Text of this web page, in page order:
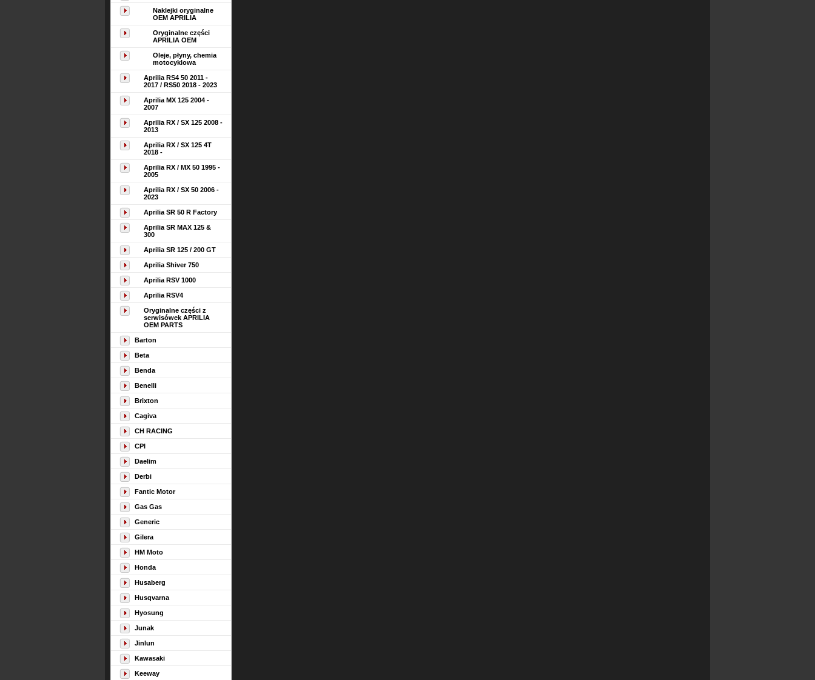
Naklejki oryginalne
OEM APRILIA
Oryginalne części
APRILIA OEM
Oleje, płyny, chemia
motocyklowa
Aprilia RS4 50 2011 -
2017 / RS50 2018 - 2023
Aprilia MX 125 2004 -
2007
Aprilia RX / SX 125 2008 -
2013
Aprilia RX / SX 125 4T
2018 -
Aprilia RX / MX 50 1995 -
2005
Aprilia RX / SX 50 2006 -
2023
Aprilia SR 50 R Factory
Aprilia SR MAX 125 &
300
Aprilia SR 125 / 200 GT
Aprilia Shiver 750
Aprilia RSV 1000
Aprilia RSV4
Oryginalne części z
serwisówek APRILIA
OEM PARTS
Barton
Beta
Benda
Benelli
Brixton
Cagiva
CH RACING
CPI
Daelim
Derbi
Fantic Motor
Gas Gas
Generic
Gilera
HM Moto
Honda
Husaberg
Husqvarna
Hyosung
Junak
Jinlun
Kawasaki
Keeway